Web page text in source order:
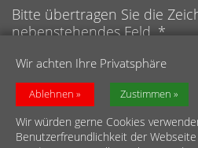
Wir achten Ihre Privatsphäre
Ablehnen Zustimmen
Wir würden gerne Cookies
Benutzerfreundlichkeit der
Bitte übertragen Sie die
nebenstehendes Feld. *
Anti-Roboter-Verifizierung
Hier klicken